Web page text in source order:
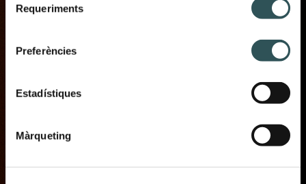
Requeriments
Preferències
Estadístiques
Màrqueting
Imatge